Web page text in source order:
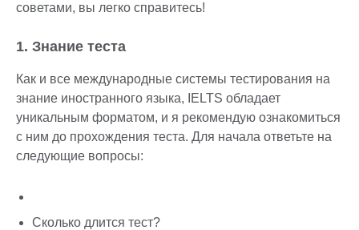
советами, вы легко справитесь!
1. Знание теста
Как и все международные системы тестирования на
знание иностранного языка, IELTS обладает
уникальным форматом, и я рекомендую ознакомиться
с ним до прохождения теста. Для начала ответьте на
следующие вопросы:
Сколько длится тест?